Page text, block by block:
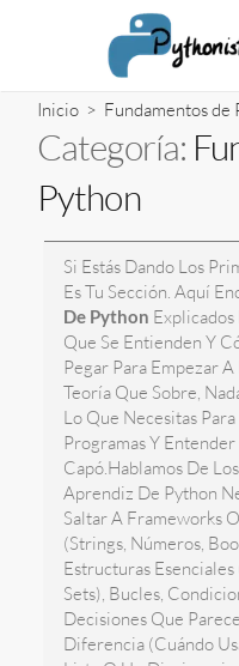
Inicio > Fundamentos de
Categoría:
Python
Si Estás Dando Los
Es Tu Sección. Aquí
De Python
Que Se Entienden Y
Pegar Para Empezar
Teoría Que Sobre,
Lo Que Necesitas
Programas Y Entender
Capó.Hablamos De
Aprendiz De Python
Saltar A Frameworks
(strings, Números,
Estructuras
Sets), Bucles,
Decisiones Que
Diferencia (cuándo